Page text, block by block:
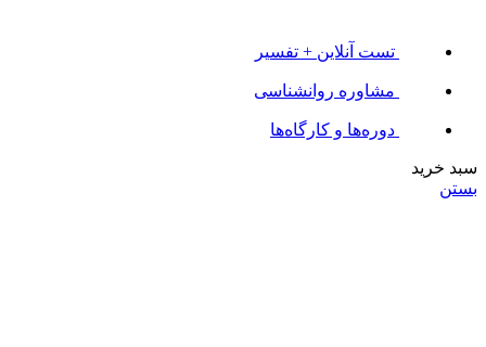
تست آنلاین + تفسیر
مشاوره روانشناسی
دوره‌ها و کارگاه‌ها
سبد خرید
بستن